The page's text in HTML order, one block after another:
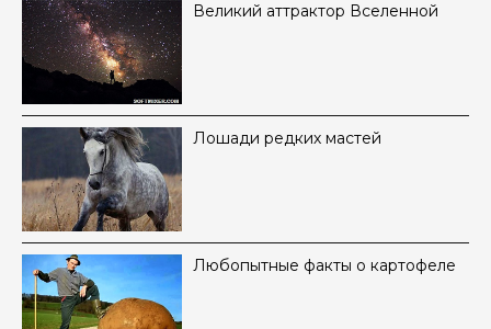
Великий аттрактор Вселенной
Лошади редких мастей
Любопытные факты о картофеле